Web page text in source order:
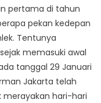
pertama di tahun
pekan kedepan
Tentunya
memasuki awal
tanggal 29 Januari
Jakarta telah
merayakan hari-hari